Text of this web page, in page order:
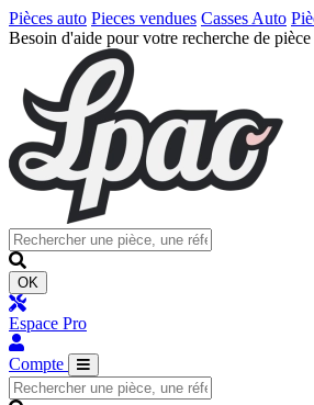
Pièces auto Pieces vendues Casses Auto
Besoin d'aide pour votre recherche de pièce
OK
Espace Pro
Compte